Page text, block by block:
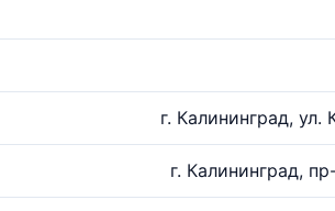
г. Калининград,
г. Калининград,